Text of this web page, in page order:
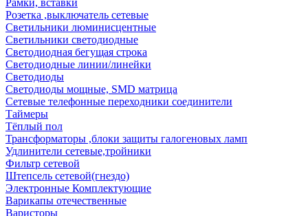
Рамки, вставки
Розетка ,выключатель сетевые
Светильники люминисцентные
Светильники светодиодные
Светодиодная бегущая строка
Светодиодные линии/линейки
Светодиоды
Светодиоды мощные, SMD матрица
Сетевые телефонные переходники соединители
Таймеры
Тёплый пол
Трансформаторы ,блоки защиты галогеновых ламп
Удлинители сетевые,тройники
Фильтр сетевой
Штепсель сетевой(гнездо)
Электронные Комплектующие
Варикапы отечественные
Варисторы